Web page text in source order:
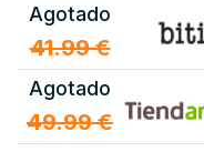
Agotado
41.99 €
Agotado
49.99 €